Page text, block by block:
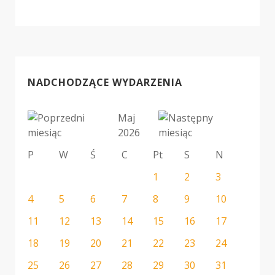
NADCHODZĄCE WYDARZENIA
Maj
2026
P
W Ś C Pt S
N
1
2
3
4
5 6 7 8 9
10
11
12 13 14 15 16
17
18
19 20 21 22 23
24
25
26 27 28 29 30 31